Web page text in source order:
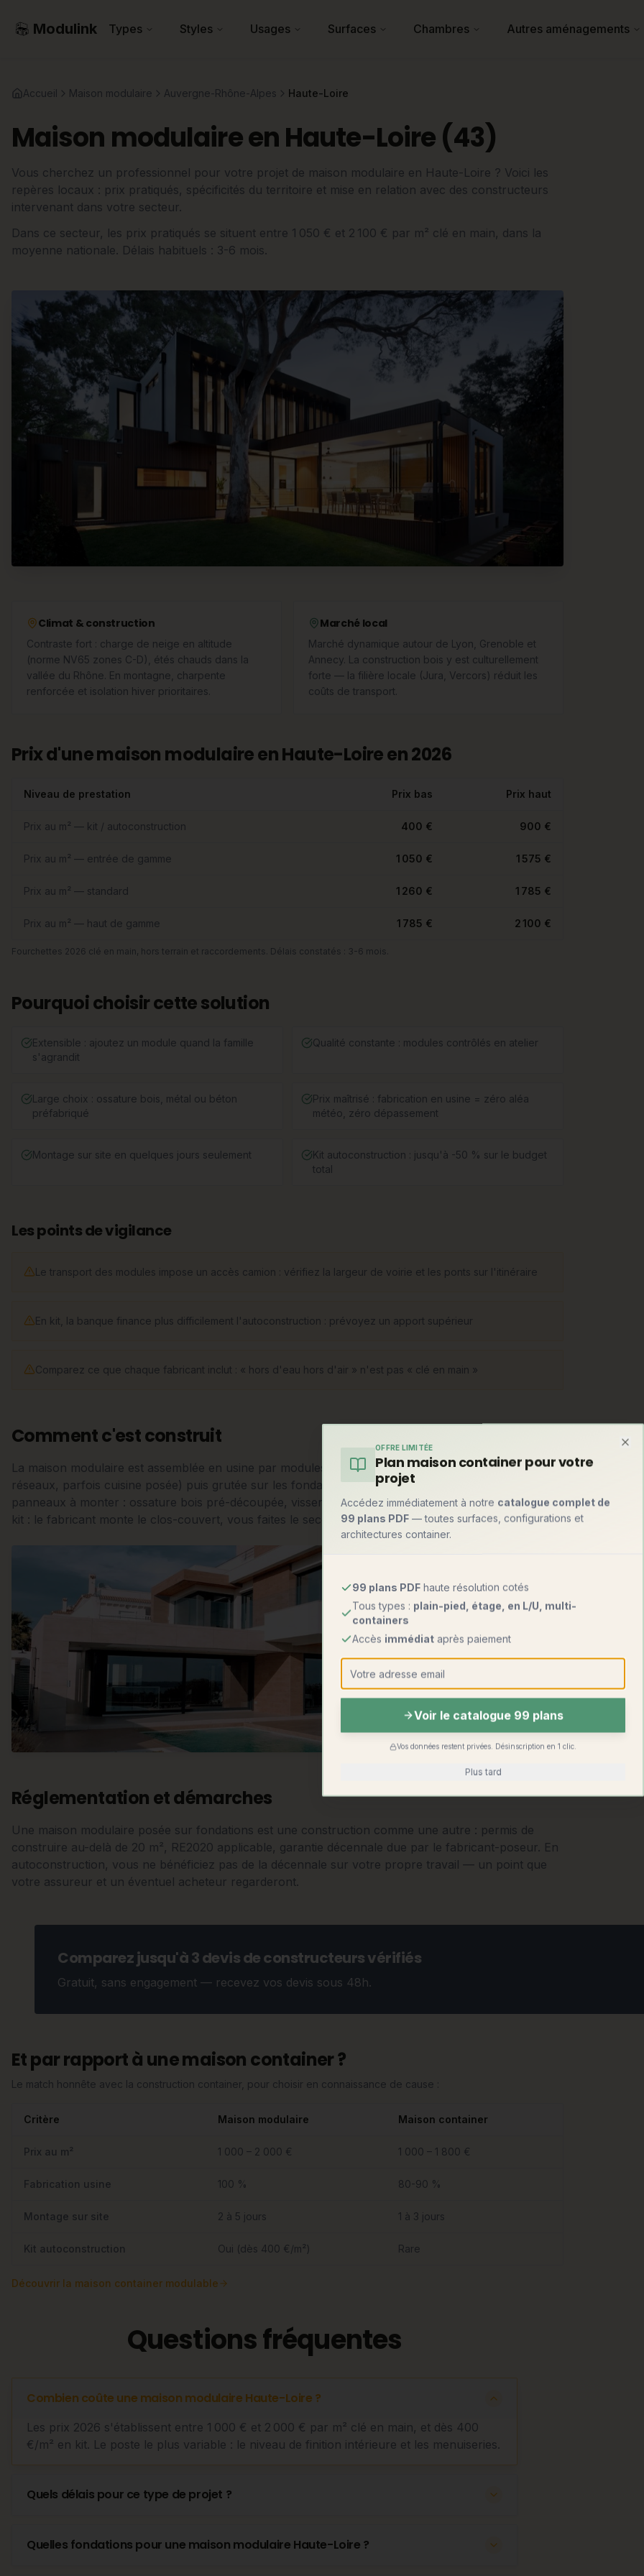
Modulink Types Styles Usages Surfaces Chambres Autres aménagements
Accueil Maison modulaire Auvergne-Rhône-Alpes Haute-Loire
Maison modulaire en Haute-Loire (43)
Vous cherchez un professionnel pour votre projet de maison modulaire en Haute-Loire ? Voici les
repères locaux : prix pratiqués, spécificités du territoire et mise en relation avec des constructeurs
intervenant dans votre secteur.
Dans ce secteur, les prix pratiqués se situent entre 1 050 € et 2 100 € par m² clé en main, dans la
moyenne nationale. Délais habituels : 3-6 mois.
Climat & construction
Contraste fort : charge de neige en altitude
(norme NV65 zones C-D), étés chauds dans la
vallée du Rhône. En montagne, charpente
renforcée et isolation hiver prioritaires.
Marché local
Marché dynamique autour de Lyon, Grenoble et
Annecy. La construction bois y est culturellement
forte — la filière locale (Jura, Vercors) réduit les
coûts de transport.
Prix d'une maison modulaire en Haute-Loire en 2026
Niveau de prestation Prix bas Prix haut
Prix au m² — kit / autoconstruction 400 € 900 €
Prix au m² — entrée de gamme 1 050 € 1 575 €
Prix au m² — standard 1 260 € 1 785 €
Prix au m² — haut de gamme 1 785 € 2 100 €
Fourchettes 2026 clé en main, hors terrain et raccordements. Délais constatés : 3-6 mois.
Pourquoi choisir cette solution
Extensible : ajoutez un module quand la famille
s'agrandit
Qualité constante : modules contrôlés en atelier
Large choix : ossature bois, métal ou béton
préfabriqué
Prix maîtrisé : fabrication en usine = zéro aléa
météo, zéro dépassement
Montage sur site en quelques jours seulement
Kit autoconstruction : jusqu'à -50 % sur le budget
total
Les points de vigilance
Le transport des modules impose un accès camion : vérifiez la largeur de voirie et les ponts sur l'itinéraire
En kit, la banque finance plus difficilement l'autoconstruction : prévoyez un apport supérieur
Comparez ce que chaque fabricant inclut : « hors d'eau hors d'air » n'est pas « clé en main »
Comment c'est construit
La maison modulaire est assemblée en usine par modules tridimensionnels complets (murs, sols,
réseaux, parfois cuisine posée) puis grutée sur les fondations. La maison en kit, elle, est livrée en
panneaux à monter : ossature bois pré-découpée, visserie et plans fournis. Entre les deux, le semi-
kit : le fabricant monte le clos-couvert, vous faites le second œuvre.
Réglementation et démarches
Une maison modulaire posée sur fondations est une construction comme une autre : permis de
construire au-delà de 20 m², RE2020 applicable, garantie décennale due par le fabricant-poseur. En
autoconstruction, vous ne bénéficiez pas de la décennale sur votre propre travail — un point que
votre assureur et un éventuel acheteur regarderont.
Comparez jusqu'à 3 devis de constructeurs vérifiés
Gratuit, sans engagement — recevez vos devis sous 48h.
Et par rapport à une maison container ?
Le match honnête avec la construction container, pour choisir en connaissance de cause :
Critère Maison modulaire Maison container
Prix au m² 1 000 – 2 000 € 1 000 – 1 800 €
Fabrication usine 100 % 80-90 %
Montage sur site 2 à 5 jours 1 à 3 jours
Kit autoconstruction Oui (dès 400 €/m²) Rare
Découvrir la maison container modulable
Questions fréquentes
Combien coûte une maison modulaire Haute-Loire ?
Les prix 2026 s'établissent entre 1 000 € et 2 000 € par m² clé en main, et dès 400
€/m² en kit. Le poste le plus variable : le niveau de finition intérieure et les menuiseries.
Quels délais pour ce type de projet ?
Quelles fondations pour une maison modulaire Haute-Loire ?
OFFRE LIMITÉE
Plan maison container pour votre
projet
Accédez immédiatement à notre catalogue complet de
99 plans PDF — toutes surfaces, configurations et
architectures container.
99 plans PDF haute résolution cotés
Tous types : plain-pied, étage, en L/U, multi-
containers
Accès immédiat après paiement
Voir le catalogue 99 plans
Vos données restent privées. Désinscription en 1 clic.
Plus tard